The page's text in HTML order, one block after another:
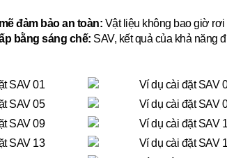
đảm bảo an toàn: Vật liệu không bao giờ
bằng sáng chế: SAV, kết quả của khả năng